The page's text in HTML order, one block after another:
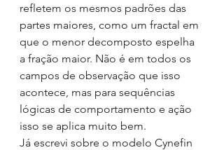
refletem os mesmos padrões das
partes maiores, como um fractal em
que o menor decomposto espelha
a fração maior. Não é em todos os
campos de observação que isso
acontece, mas para sequências
lógicas de comportamento e ação
isso se aplica muito bem.
Já escrevi sobre o modelo Cynefin